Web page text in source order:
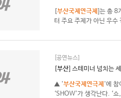
부산국제연극제 ]는 총
터 주요 주제가 아닌 우
[공연뉴스]
부산 ] 스테미너 넘치는
▲ '부산국제연극제 '에
‘SHOW’가 생각난다. ‘